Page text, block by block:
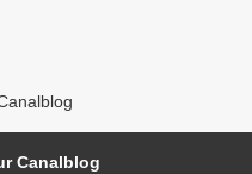
Canalblog